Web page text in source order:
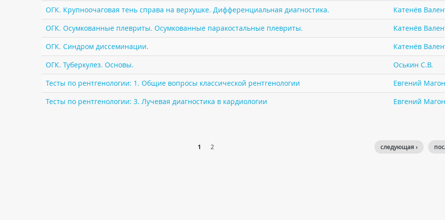
ОГК. Крупноочаговая тень справа на верхушке. Дифференциальная диагностика.
Катенёв
ОГК. Осумкованные плевриты. Осумкованные паракостальные плевриты.
Катенёв
ОГК. Синдром диссеминации.
Катенёв
ОГК. Туберкулез. Основы.
Оськин С.В.
Тесты по рентгенологии: 1. Общие вопросы классической рентгенологии
Евгений
Тесты по рентгенологии: 3. Лучевая диагностика в кардиологии
Евгений
1 2 следующая ›